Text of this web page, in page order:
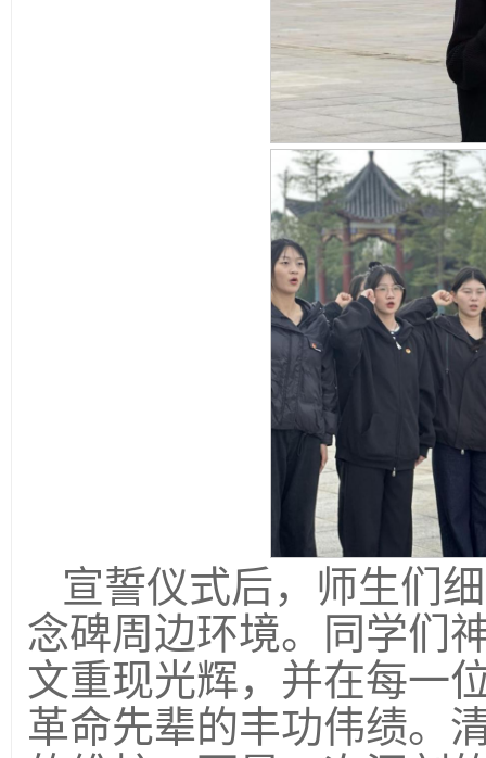
宣誓仪式后，师生们
念碑周边环境。同学们
文重现光辉，并在每一
革命先辈的丰功伟绩。